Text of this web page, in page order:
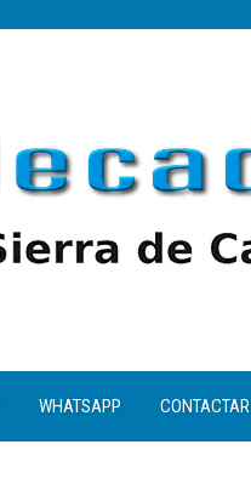
WHATSAPP CONTACTAR